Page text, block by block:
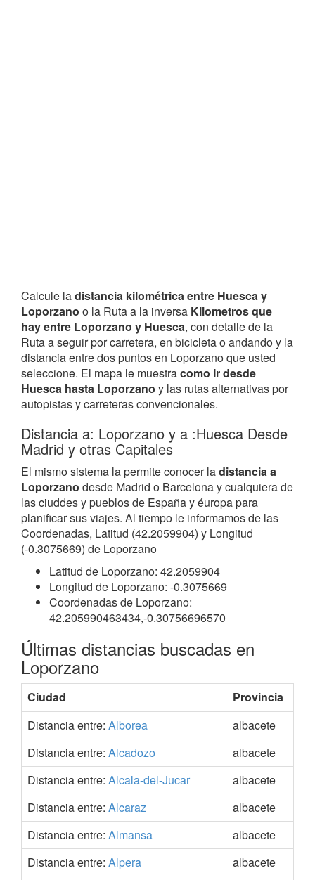
Calcule ladistancia kilométrica entre Huesca y
Loporzano o la Ruta a la inversa Kilometros que
hay entre Loporzano y Huesca, con detalle de la
Ruta a seguir por carretera, en bicicleta o andando y la
distancia entre dos puntos en Loporzano que usted
seleccione. El mapa le muestracomo Ir desde
Huesca hasta Loporzano y las rutas alternativas por
autopistas y carreteras convencionales.
Distancia a: Loporzano y a :Huesca Desde
Madrid y otras Capitales
El mismo sistema la permite conocer ladistancia a
Loporzano desde Madrid o Barcelona y cualquiera de
las ciuddes y pueblos de España y éuropa para
planificar sus viajes. Al tiempo le informamos de las
Coordenadas, Latitud (42.2059904) y Longitud
(-0.3075669) de Loporzano
Latitud de Loporzano: 42.2059904
Longitud de Loporzano: -0.3075669
Coordenadas de Loporzano:
42.205990463434,-0.30756696570
Últimas distancias buscadas en
Loporzano
Ciudad Provincia
Distancia entre: Alborea albacete
Distancia entre: Alcadozo albacete
Distancia entre: Alcala-del-Jucar albacete
Distancia entre: Alcaraz albacete
Distancia entre: Almansa albacete
Distancia entre: Alpera albacete